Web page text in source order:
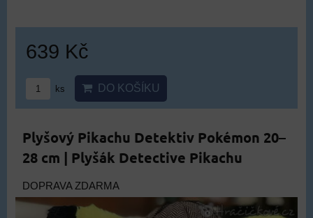
639 Kč
ks DO KOŠÍKU
Plyšový Pikachu Detektiv Pokémon 20–
28 cm | Plyšák Detective Pikachu
DOPRAVA ZDARMA